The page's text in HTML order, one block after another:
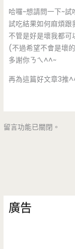
哈囉~想請問一下~
試吃結果如何麻煩
不管是好是壞我都
(不過希望不會是壞
多謝你ㄋㄟ^^~
再為這篇好文章3推
留言功能已關閉。
廣告